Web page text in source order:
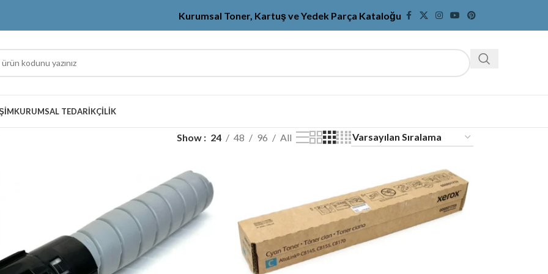
Kurumsal Toner, Kartuş ve Yedek Parça Kataloğu
KURUMSAL TEDARIKÇILIK
Show 24 48 96 All